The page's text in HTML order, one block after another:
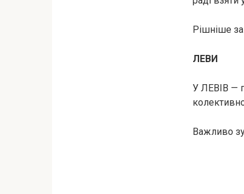
Рішніше
ЛЕВИ
У ЛЕВІВ —
Важливо